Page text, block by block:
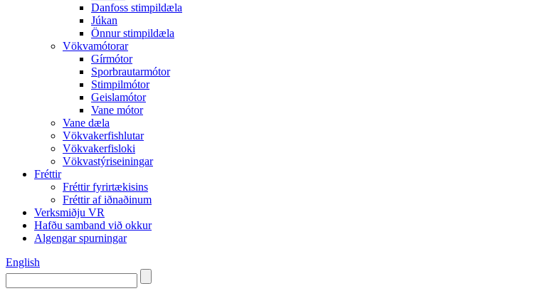
Danfoss stimpildæla
Júkan
Önnur stimpildæla
Vökvamótorar
Gírmótor
Sporbrautarmótor
Stimpilmótor
Geislamótor
Vane mótor
Vane dæla
Vökvakerfishlutar
Vökvakerfisloki
Vökvastýriseiningar
Fréttir
Fréttir fyrirtækisins
Fréttir af iðnaðinum
Verksmiðju VR
Hafðu samband við okkur
Algengar spurningar
English